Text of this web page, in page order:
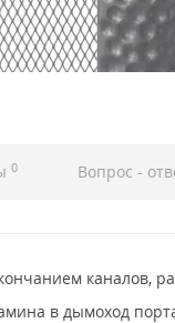
0 Вопрос -
каналов,
в дымоход